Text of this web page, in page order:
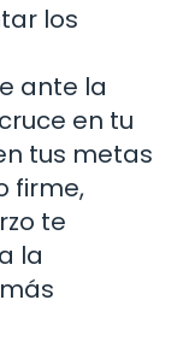
los
ante la
en tu
tus metas
firme,
te
la